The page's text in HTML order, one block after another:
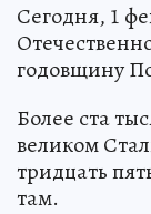
Сегодня, 1
годовщину
Более ста
великом
тридцать
там.